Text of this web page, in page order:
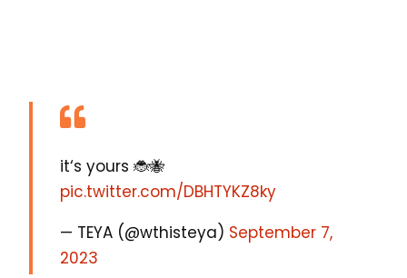
it‘s yours 🐞🐝
pic.twitter.com/DBHTYKZ8ky
— TEYA (@wthisteya) September 7,
2023